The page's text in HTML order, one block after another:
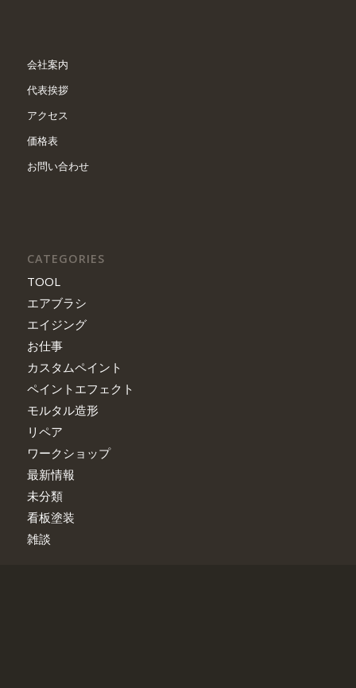
会社案内
代表挨拶
アクセス
価格表
お問い合わせ
CATEGORIES
TOOL
エアブラシ
エイジング
お仕事
カスタムペイント
ペイントエフェクト
モルタル造形
リペア
ワークショップ
最新情報
未分類
看板塗装
雑談